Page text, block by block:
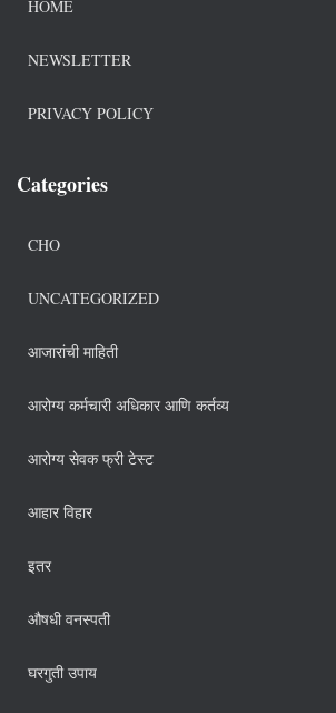
HOME
NEWSLETTER
PRIVACY POLICY
Categories
CHO
UNCATEGORIZED
आजारांची माहिती
आरोग्य कर्मचारी अधिकार आणि कर्तव्य
आरोग्य सेवक फ्री टेस्ट
आहार विहार
इतर
औषधी वनस्पती
घरगुती उपाय